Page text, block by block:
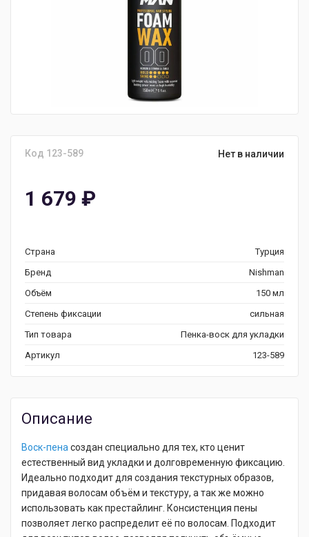
Код 123-589 Нет в наличии
1 679 ₽
Страна
Турция
Бренд
Nishman
Объём
150 мл
Степень фиксации
сильная
Тип товара
Пенка-воск для укладки
Артикул
123-589
Описание
Воск-пена создан специально для тех, кто ценит
естественный вид укладки и долговременную фиксацию.
Идеально подходит для создания текстурных образов,
придавая волосам объём и текстуру, а так же можно
использовать как престайлинг. Консистенция пены
позволяет легко распределит её по волосам. Подходит